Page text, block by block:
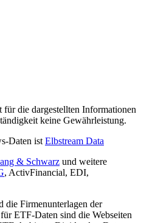
die dargestellten Informationen
keine Gewährleistung.
Daten ist Elbstream Data
& Schwarz und weitere
, ActivFinancial, EDI,
die Firmenunterlagen der
ETF-Daten sind die Webseiten